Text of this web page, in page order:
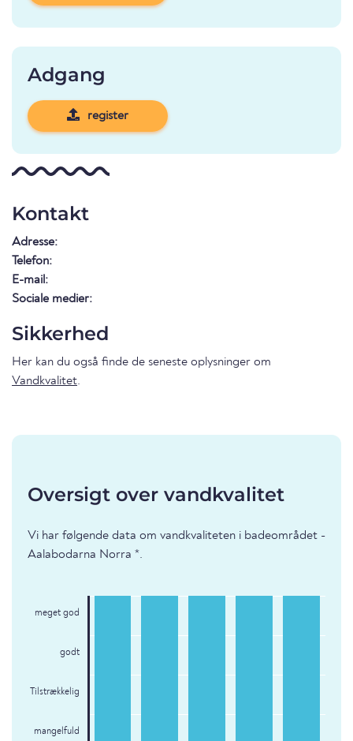
Adgang
register
Kontakt
Adresse:
Telefon:
E-mail:
Sociale medier:
Sikkerhed
Her kan du også finde de seneste oplysninger om
Vandkvalitet.
Oversigt over vandkvalitet
Vi har følgende data om vandkvaliteten i badeområdet -
Aalabodarna Norra *.
meget god
godt
Tilstrækkelig
mangelfuld